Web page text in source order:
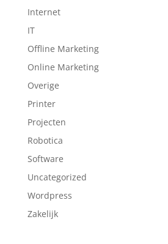
Internet
IT
Offline Marketing
Online Marketing
Overige
Printer
Projecten
Robotica
Software
Uncategorized
Wordpress
Zakelijk